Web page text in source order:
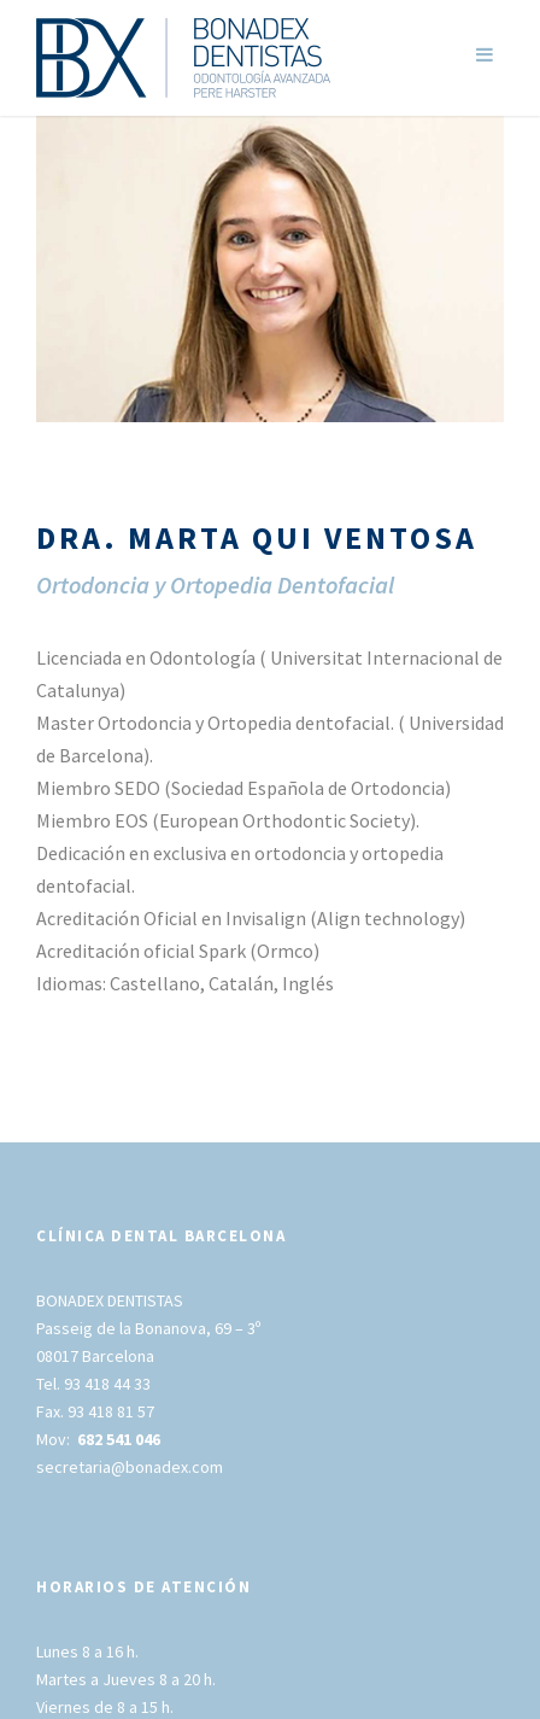
DRA. MARTA QUI VENTOSA
Ortodoncia y Ortopedia Dentofacial
Licenciada en Odontología ( Universitat Internacional de
Catalunya)
Master Ortodoncia y Ortopedia dentofacial. ( Universidad
de Barcelona).
Miembro SEDO (Sociedad Española de Ortodoncia)
Miembro EOS (European Orthodontic Society).
Dedicación en exclusiva en ortodoncia y ortopedia
dentofacial.
Acreditación Oficial en Invisalign (Align technology)
Acreditación oficial Spark (Ormco)
Idiomas: Castellano, Catalán, Inglés
CLÍNICA DENTAL BARCELONA
BONADEX DENTISTAS
Passeig de la Bonanova, 69 – 3º
08017 Barcelona
Tel. 93 418 44 33
Fax. 93 418 81 57
Mov: 682 541 046
secretaria@bonadex.com
HORARIOS DE ATENCIÓN
Lunes 8 a 16 h.
Martes a Jueves 8 a 20 h.
Viernes de 8 a 15 h.